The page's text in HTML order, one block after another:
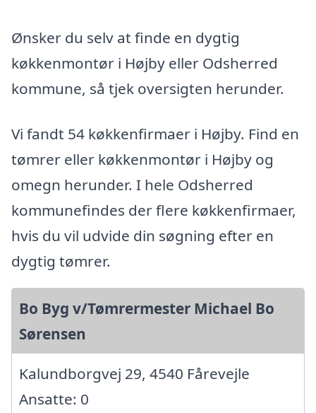
Ønsker du selv at finde en dygtig
køkkenmontør i Højby eller Odsherred
kommune, så tjek oversigten herunder.
Vi fandt 54 køkkenfirmaer i Højby. Find en
tømrer eller køkkenmontør i Højby og
omegn herunder. I hele Odsherred
kommunefindes der flere køkkenfirmaer,
hvis du vil udvide din søgning efter en
dygtig tømrer.
Bo Byg v/Tømrermester Michael Bo
Sørensen
Kalundborgvej 29, 4540 Fårevejle
Ansatte: 0